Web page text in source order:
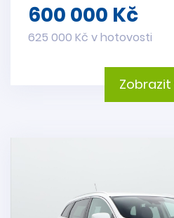
600 000 Kč
625 000 Kč v hotovosti
Zobrazit